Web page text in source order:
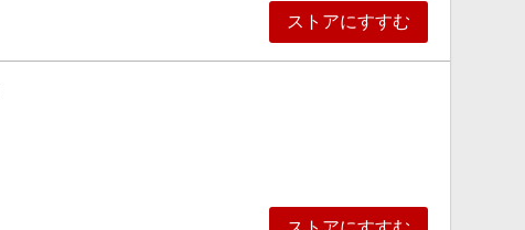
ストアにすすむ